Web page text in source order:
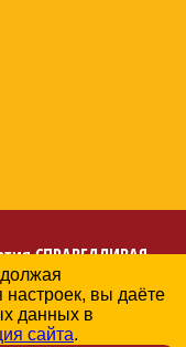
СПРАВЕДЛИВАЯ
области
настроек, вы даёте
данных в
сайта.